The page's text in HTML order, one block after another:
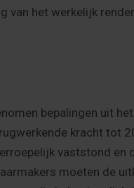
het werkelijk
bepalingen uit
kracht tot
vaststond
moeten de